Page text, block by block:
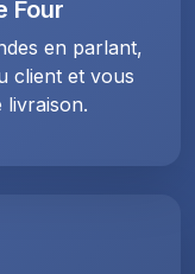
Four
en parlant,
client et vous
livraison.